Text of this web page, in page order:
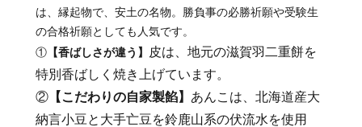
は、縁起物で、安土の名物。勝負事の必勝祈願や受験生
の合格祈願としても人気です。
① 【香ばしさが違う】 皮は、地元の滋賀羽二重餅を
特別香ばしく焼き上げています。
② 【こだわりの自家製餡】 あんこは、北海道産大
納言小豆と大手亡豆を鈴鹿山系の伏流水を使用